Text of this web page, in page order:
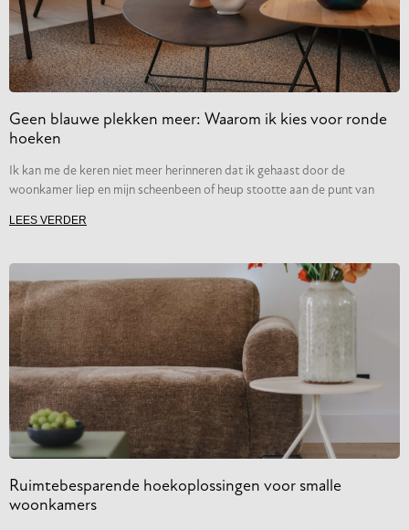
Geen blauwe plekken meer: Waarom ik kies voor ronde
hoeken
Ik kan me de keren niet meer herinneren dat ik gehaast door de
woonkamer liep en mijn scheenbeen of heup stootte aan de punt van
LEES VERDER
Ruimtebesparende hoekoplossingen voor smalle
woonkamers